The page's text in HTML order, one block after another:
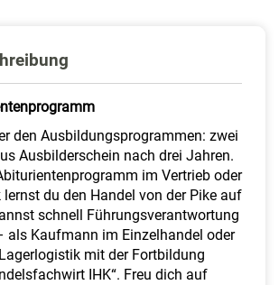
den Ausbildungsprogrammen: zwei
Ausbilderschein nach drei Jahren.
im Vertrieb oder
du den Handel von der Pike auf
schnell Führungsverantwortung
als Kaufmann im Einzelhandel oder
mit der Fortbildung
IHK“. Freu dich auf